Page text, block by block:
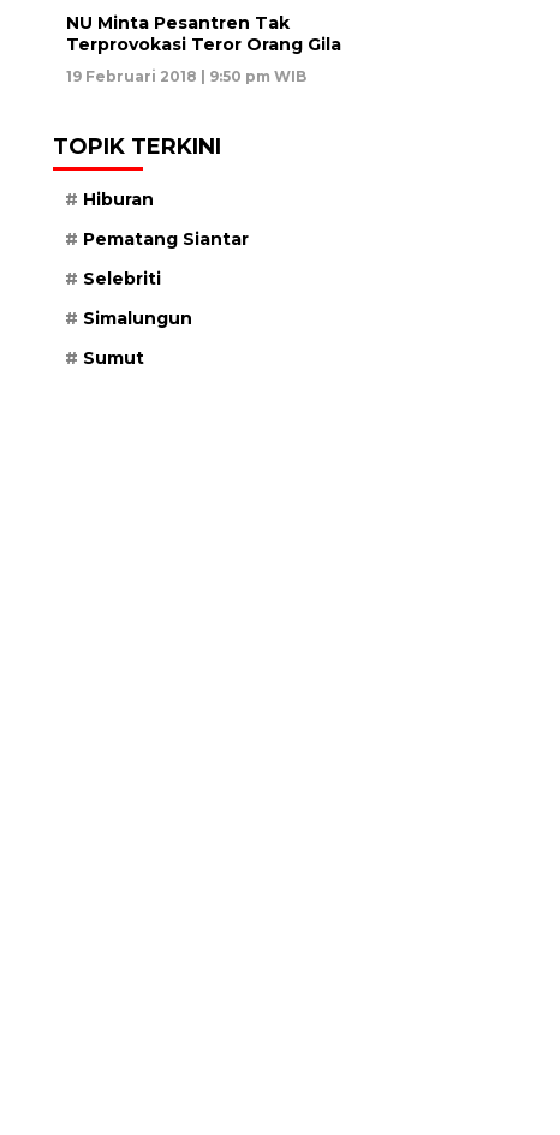
NU Minta Pesantren Tak
Terprovokasi Teror Orang Gila
19 Februari 2018 | 9:50 pm WIB
TOPIK TERKINI
Hiburan
Pematang Siantar
Selebriti
Simalungun
Sumut